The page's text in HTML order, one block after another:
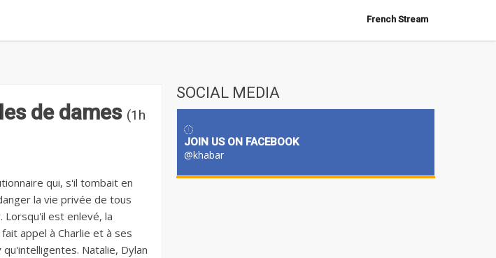
French Stream
de dames (1h
qui, s'il tombait en
la vie privée de tous
Lorsqu'il est enlevé, la
appel à Charlie et à ses
Natalie, Dylan
SOCIAL MEDIA
JOIN US ON FACEBOOK
@khabar